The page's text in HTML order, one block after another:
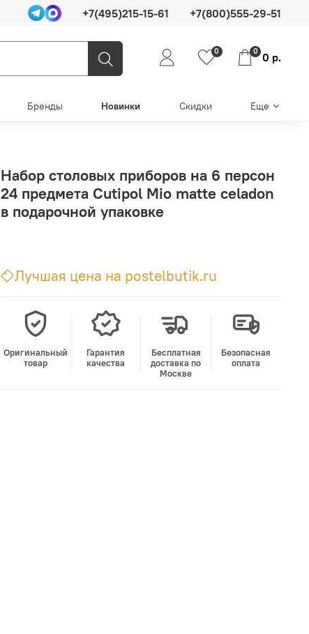
+7(495)215-15-61 +7(800)555-29-51
0 0 0 р.
Бренды Новинки Скидки Еще
Набор столовых приборов на 6 персон
24 предмета Cutipol Mio matte celadon
в подарочной упаковке
Лучшая цена на postelbutik.ru
Оригинальный
товар
Гарантия
качества
Бесплатная
доставка по
Москве
Безопасная
оплата